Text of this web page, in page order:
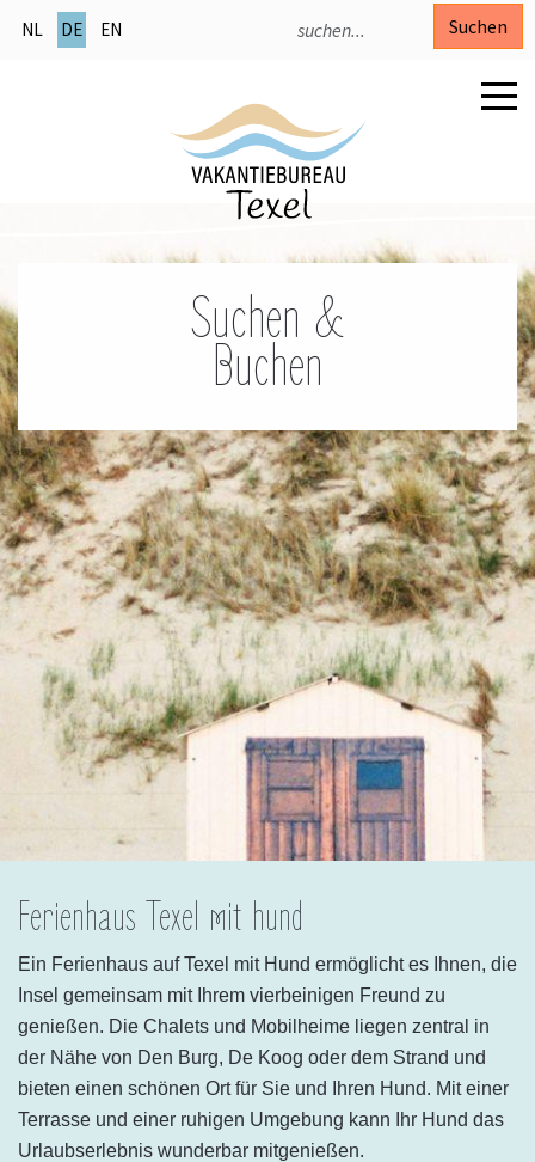
NL DE EN Suchen
Suchen &
Buchen
Ferienhaus Texel mit hund
Ein Ferienhaus auf Texel mit Hund ermöglicht es Ihnen, die
Insel gemeinsam mit Ihrem vierbeinigen Freund zu
genießen. Die Chalets und Mobilheime liegen zentral in
der Nähe von Den Burg, De Koog oder dem Strand und
bieten einen schönen Ort für Sie und Ihren Hund. Mit einer
Terrasse und einer ruhigen Umgebung kann Ihr Hund das
Urlaubserlebnis wunderbar mitgenießen.